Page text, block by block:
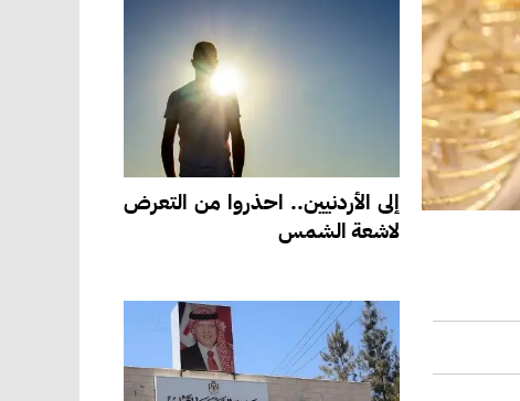
إلى الأردنيين.. احذروا من التعرض
لاشعة الشمس